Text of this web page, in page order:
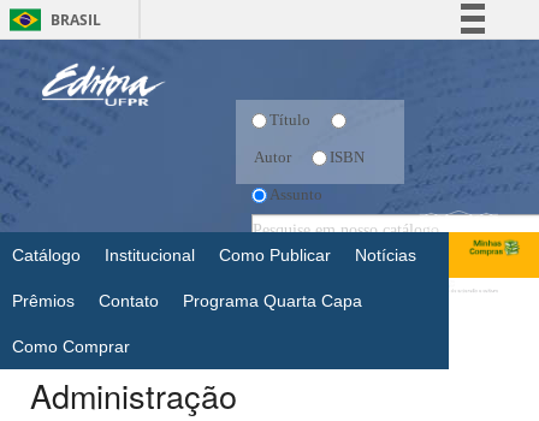
BRASIL
Acesso à informação
Legislação
Canais
Título
Autor ISBN
Assunto
Catálogo Institucional Como Publicar Notícias
Prêmios Contato Programa Quarta Capa
Como Comprar
Administração